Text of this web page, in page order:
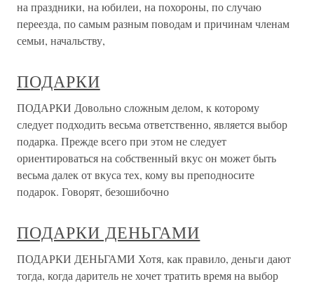
на праздники, на юбилеи, на похороны, по случаю
переезда, по самым разным поводам и причинам членам
семьи, начальству,
ПОДАРКИ
ПОДАРКИ Довольно сложным делом, к которому
следует подходить весьма ответственно, является выбор
подарка. Прежде всего при этом не следует
ориентироваться на собственный вкус он может быть
весьма далек от вкуса тех, кому вы преподносите
подарок. Говорят, безошибочно
ПОДАРКИ ДЕНЬГАМИ
ПОДАРКИ ДЕНЬГАМИ Хотя, как правило, деньги дают
тогда, когда даритель не хочет тратить время на выбор